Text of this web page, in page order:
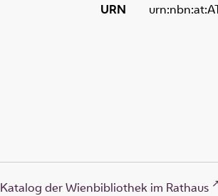
URN
Katalog der Wienbibliothek im Rathaus